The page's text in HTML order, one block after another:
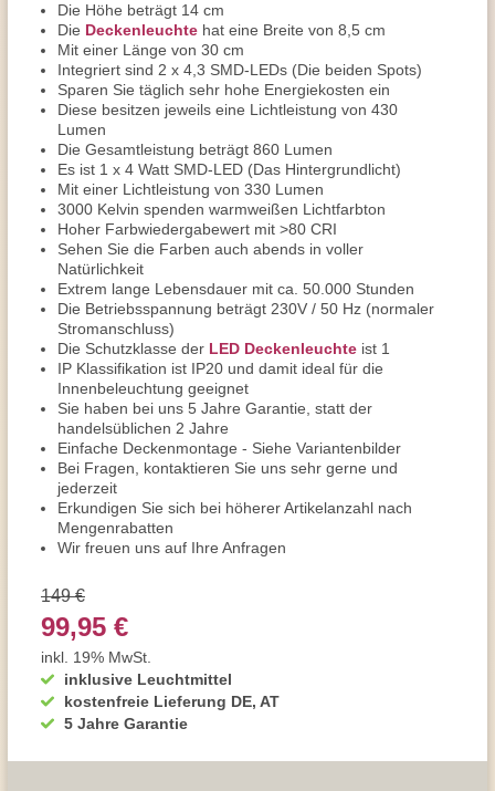
Die Höhe beträgt 14 cm
Die Deckenleuchte hat eine Breite von 8,5 cm
Mit einer Länge von 30 cm
Integriert sind 2 x 4,3 SMD-LEDs (Die beiden Spots)
Sparen Sie täglich sehr hohe Energiekosten ein
Diese besitzen jeweils eine Lichtleistung von 430
Lumen
Die Gesamtleistung beträgt 860 Lumen
Es ist 1 x 4 Watt SMD-LED (Das Hintergrundlicht)
Mit einer Lichtleistung von 330 Lumen
3000 Kelvin spenden warmweißen Lichtfarbton
Hoher Farbwiedergabewert mit >80 CRI
Sehen Sie die Farben auch abends in voller
Natürlichkeit
Extrem lange Lebensdauer mit ca. 50.000 Stunden
Die Betriebsspannung beträgt 230V / 50 Hz (normaler
Stromanschluss)
Die Schutzklasse der LED Deckenleuchte ist 1
IP Klassifikation ist IP20 und damit ideal für die
Innenbeleuchtung geeignet
Sie haben bei uns 5 Jahre Garantie, statt der
handelsüblichen 2 Jahre
Einfache Deckenmontage - Siehe Variantenbilder
Bei Fragen, kontaktieren Sie uns sehr gerne und
jederzeit
Erkundigen Sie sich bei höherer Artikelanzahl nach
Mengenrabatten
Wir freuen uns auf Ihre Anfragen
inklusive Leuchtmittel
kostenfreie Lieferung DE, AT
5 Jahre Garantie
149 €
99,95 €
inkl. 19% MwSt.